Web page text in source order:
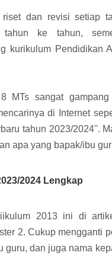
dan revisi setiap
ke tahun,
kurikulum Pendidikan
MTs sangat
di Internet
tahun 2023/2024".
apa yang bapak/ibu
2024 Lengkap
2013 ini di
2. Cukup mengganti
guru, dan juga nama